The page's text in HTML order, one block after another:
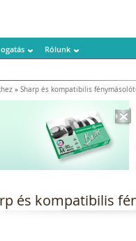
Rólunk
» Sharp és kompatibilis
és kompatibilis